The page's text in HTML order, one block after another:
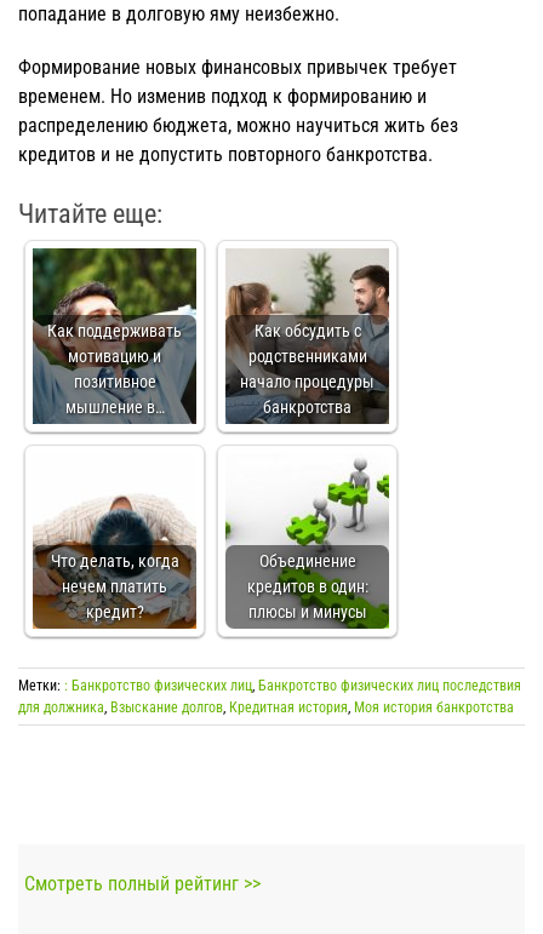
попадание в долговую яму неизбежно.
Формирование новых финансовых привычек требует
временем. Но изменив подход к формированию и
распределению бюджета, можно научиться жить без
кредитов и не допустить повторного банкротства.
Читайте еще:
Как поддерживать
мотивацию и
позитивное
мышление в…
Как обсудить с
родственниками
начало процедуры
банкротства
Что делать, когда
нечем платить
кредит?
Объединение
кредитов в один:
плюсы и минусы
Метки: : Банкротство физических лиц, Банкротство физических лиц последствия
для должника, Взыскание долгов, Кредитная история, Моя история банкротства
Смотреть полный рейтинг >>